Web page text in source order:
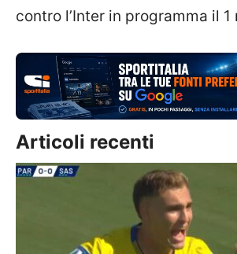
contro l’Inter in programma il 1
Articoli recenti